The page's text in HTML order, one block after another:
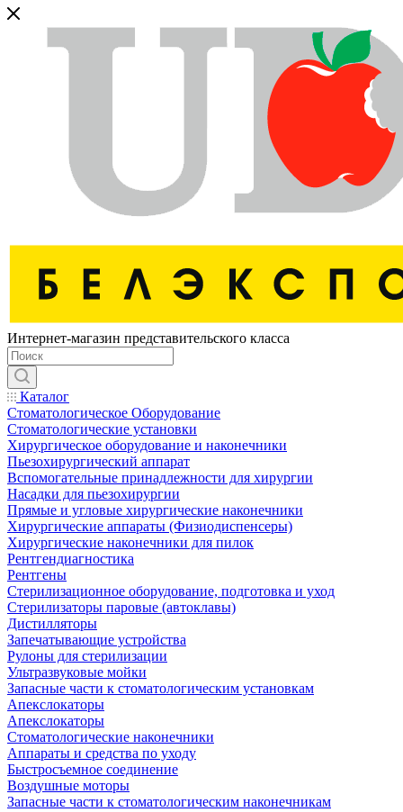
Интернет-магазин представительского класса
Каталог
Стоматологическое Оборудование
Стоматологические установки
Хирургическое оборудование и наконечники
Пьезохирургический аппарат
Вспомогательные принадлежности для хирургии
Насадки для пьезохирургии
Прямые и угловые хирургические наконечники
Хирургические аппараты (Физиодиспенсеры)
Хирургические наконечники для пилок
Рентгендиагностика
Рентгены
Стерилизационное оборудование, подготовка и уход
Стерилизаторы паровые (автоклавы)
Дистилляторы
Запечатывающие устройства
Рулоны для стерилизации
Ультразвуковые мойки
Запасные части к стоматологическим установкам
Апекслокаторы
Апекслокаторы
Стоматологические наконечники
Аппараты и средства по уходу
Быстросъемное соединение
Воздушные моторы
Запасные части к стоматологическим наконечникам